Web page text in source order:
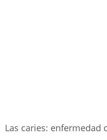
Las caries: enfermedad